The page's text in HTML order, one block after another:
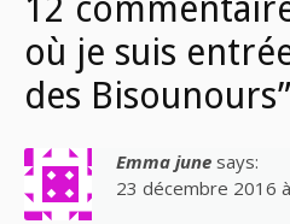
12
où je suis
des Bisounours”
Emma june says:
23 décembre 2016